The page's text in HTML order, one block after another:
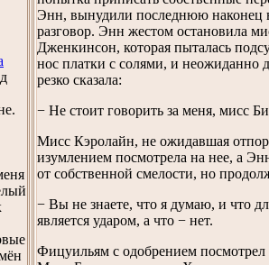
Энн, вынудили последнюю наконец
разговор. Энн жестом остановила
Дженкинсон, которая пыталась
нос платки с солями, и неожиданно
резко сказала:
− Не стоит говорить за меня, мисс
Мисс Кэролайн, не ожидавшая
изумлением посмотрела на нее, а
от собственной смелости, но
− Вы не знаете, что я думаю, и что
является ударом, а что − нет.
Фицуильям с одобрением посмотрел